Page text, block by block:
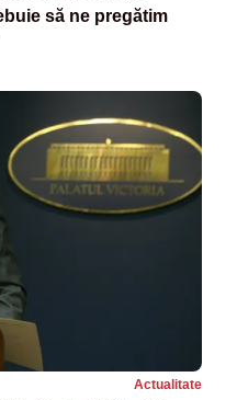
să ne pregătim
Actualitate